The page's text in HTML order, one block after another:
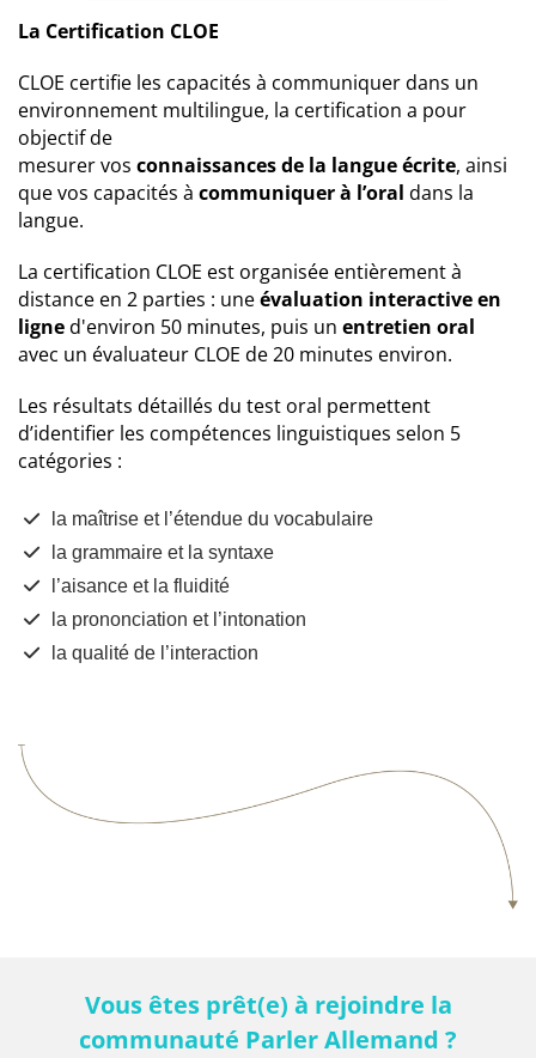
La Certification CLOE
CLOE certifie les capacités à communiquer dans un
environnement multilingue, la certification a pour
objectif de
mesurer vos connaissances de la langue écrite, ainsi
que vos capacités à communiquer à l’oral dans la
langue.
La certification CLOE est organisée entièrement à
distance en 2 parties : uneévaluation interactive en
ligned'environ 50 minutes, puis un entretien oral
avec un évaluateur CLOE de 20 minutes environ.
Les résultats détaillés du test oral permettent
d’identifier les compétences linguistiques selon 5
catégories :
la maîtrise et l’étendue du vocabulaire
la grammaire et la syntaxe
​l’aisance et la fluidité
​la prononciation et l’intonation
​la qualité de l’interaction
Vous êtes prêt(e) à rejoindre la
communauté Parler Allemand ?